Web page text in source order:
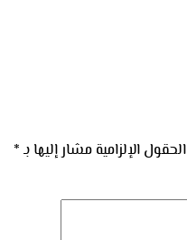
الحقول الإلزامية مشار إليها بـ *